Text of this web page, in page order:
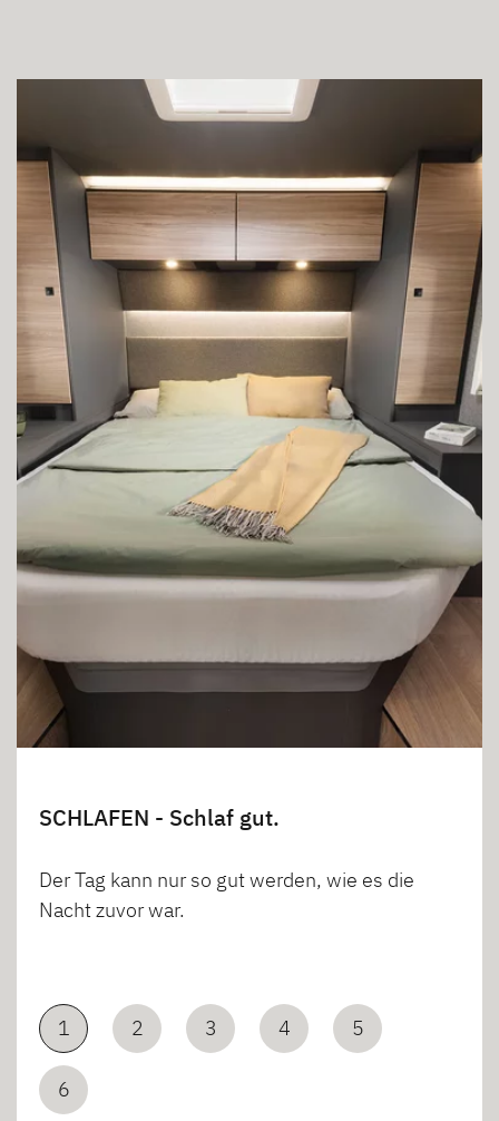
SCHLAFEN - Schlaf gut.
Der Tag kann nur so gut werden, wie es die
Nacht zuvor war.
1 2 3 4 5
6